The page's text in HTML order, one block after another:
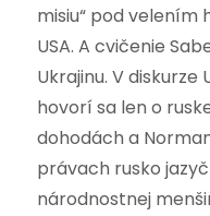
misiu“ pod velením
USA. A cvičenie
Ukrajinu. V diskurze
hovorí sa len o
dohodách a
právach rusko
národnostnej